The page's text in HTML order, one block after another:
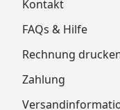
Kontakt
FAQs & Hilfe
Rechnung
Zahlung